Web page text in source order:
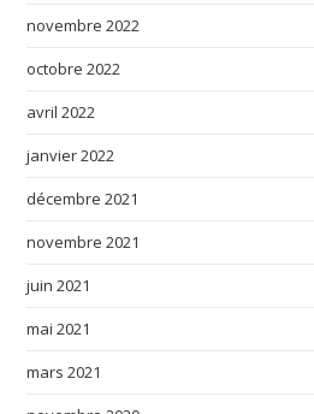
novembre 2022
octobre 2022
avril 2022
janvier 2022
décembre 2021
novembre 2021
juin 2021
mai 2021
mars 2021